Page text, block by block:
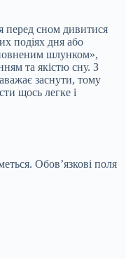
перед сном дивитися
подіях дня або
шлунком»,
та якістю сну. З
заснути, тому
щось легке і
Обов’язкові поля